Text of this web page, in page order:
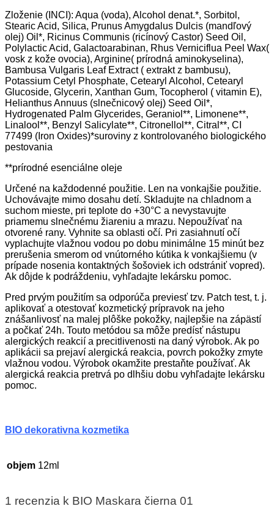
Zloženie (INCI): Aqua (voda), Alcohol denat.*, Sorbitol,
Stearic Acid, Silica, Prunus Amygdalus Dulcis (mandľový
olej) Oil*, Ricinus Communis (ricínový Castor) Seed Oil,
Polylactic Acid, Galactoarabinan, Rhus Verniciflua Peel Wax(
vosk z kože ovocia), Arginine( prírodná aminokyselina),
Bambusa Vulgaris Leaf Extract ( extrakt z bambusu),
Potassium Cetyl Phosphate, Cetearyl Alcohol, Cetearyl
Glucoside, Glycerin, Xanthan Gum, Tocopherol ( vitamin E),
Helianthus Annuus (slnečnicový olej) Seed Oil*,
Hydrogenated Palm Glycerides, Geraniol**, Limonene**,
Linalool**, Benzyl Salicylate**, Citronellol**, Citral**, CI
77499 (Iron Oxides)*suroviny z kontrolovaného biologického
pestovania
**prírodné esenciálne oleje
Určené na každodenné použitie. Len na vonkajšie použitie.
Uchovávajte mimo dosahu detí. Skladujte na chladnom a
suchom mieste, pri teplote do +30°C a nevystavujte
priamemu slnečnému žiareniu a mrazu. Nepoužívať na
otvorené rany. Vyhnite sa oblasti očí. Pri zasiahnutí očí
vyplachujte vlažnou vodou po dobu minimálne 15 minút bez
prerušenia smerom od vnútorného kútika k vonkajšiemu (v
prípade nosenia kontaktných šošoviek ich odstrániť vopred).
Ak dôjde k podráždeniu, vyhľadajte lekársku pomoc.
Pred prvým použitím sa odporúča previesť tzv. Patch test, t. j.
aplikovať a otestovať kozmetický prípravok na jeho
znášanlivosť na malej plôške pokožky, najlepšie na zápästí
a počkať 24h. Touto metódou sa môže predísť nástupu
alergických reakcií a precitlivenosti na daný výrobok. Ak po
aplikácii sa prejaví alergická reakcia, povrch pokožky zmyte
vlažnou vodou. Výrobok okamžite prestaňte používať. Ak
alergická reakcia pretrvá po dlhšiu dobu vyhľadajte lekársku
pomoc.
BIO dekorativna kozmetika
objem 12ml
1 recenzia k BIO Maskara čierna 01